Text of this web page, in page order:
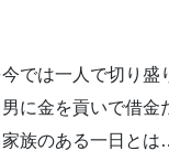
では一人で切り盛
に金を貢いで借金
族のある一日と